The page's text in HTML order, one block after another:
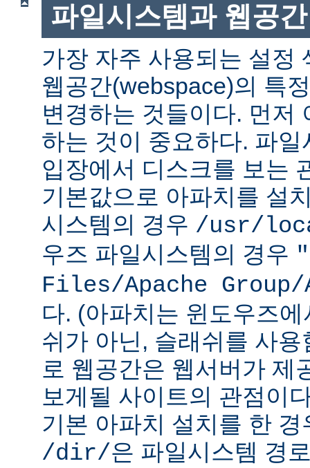
파일시스템과 웹공간
가장 자주 사용되는 설정
웹공간(webspace)의 특
변경하는 것들이다. 먼저
하는 것이 중요하다. 파
입장에서 디스크를 보는
기본값으로 아파치를 설
시스템의 경우 /usr/
우즈 파일시스템의 경우
Files/Apache Group/
다. (아파치는 윈도우즈
쉬가 아닌, 슬래쉬를 사
로 웹공간은 웹서버가 제
보게될 사이트의 관점이
기본 아파치 설치를 한
/dir/은 파일시스템 경